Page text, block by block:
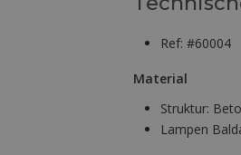
Ref: #60004
Material
Struktur:
Lampen